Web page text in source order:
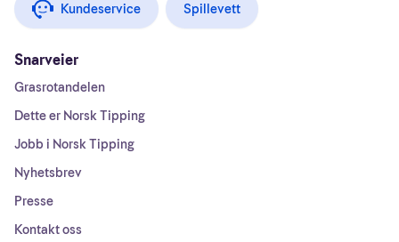
Kundeservice Spillevett
Snarveier
Grasrotandelen
Dette er Norsk Tipping
Jobb i Norsk Tipping
Nyhetsbrev
Presse
Kontakt oss